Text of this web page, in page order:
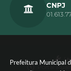
Prefeitura Municipal
CNPJ
Portal